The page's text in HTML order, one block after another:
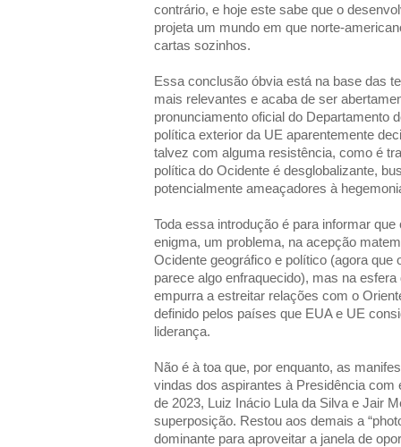
contrário, e hoje este sabe que o
projeta um mundo em que norte-
cartas sozinhos.
Essa conclusão óbvia está na base das
mais relevantes e acaba de ser
pronunciamento oficial do Departamento
política exterior da UE aparentemente
talvez com alguma resistência, como é
política do Ocidente é desglobalizante,
potencialmente ameaçadores à
Toda essa introdução é para informar
enigma, um problema, na acepção
Ocidente geográfico e político (agora que
parece algo enfraquecido), mas na
empurra a estreitar relações com o
definido pelos países que EUA e UE
liderança.
Não é à toa que, por enquanto, as
vindas dos aspirantes à Presidência com
de 2023, Luiz Inácio Lula da Silva e Jair
superposição. Restou aos demais a
dominante para aproveitar a janela de